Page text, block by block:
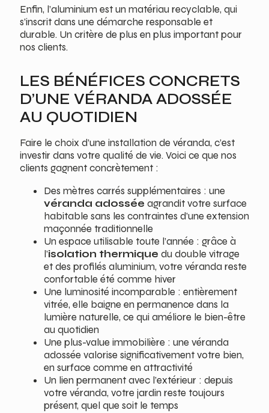
Enfin, l’aluminium est un matériau recyclable, qui
s’inscrit dans une démarche responsable et
durable. Un critère de plus en plus important pour
nos clients.
LES BÉNÉFICES CONCRETS
D’UNE VÉRANDA ADOSSÉE
AU QUOTIDIEN
Faire le choix d’une installation de véranda, c’est
investir dans votre qualité de vie. Voici ce que nos
clients gagnent concrètement :
Des mètres carrés supplémentaires : une
véranda adossée agrandit votre surface
habitable sans les contraintes d’une extension
maçonnée traditionnelle
Un espace utilisable toute l’année : grâce à
l’isolation thermique du double vitrage
et des profilés aluminium, votre véranda reste
confortable été comme hiver
Une luminosité incomparable : entièrement
vitrée, elle baigne en permanence dans la
lumière naturelle, ce qui améliore le bien-être
au quotidien
Une plus-value immobilière : une véranda
adossée valorise significativement votre bien,
en surface comme en attractivité
Un lien permanent avec l’extérieur : depuis
votre véranda, votre jardin reste toujours
présent, quel que soit le temps